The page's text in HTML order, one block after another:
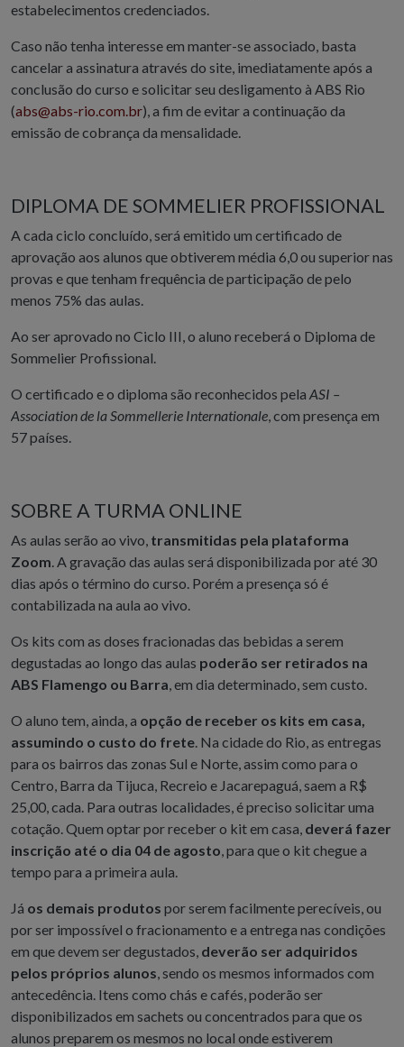
estabelecimentos credenciados.
Caso não tenha interesse em manter-se associado, basta
cancelar a assinatura através do site, imediatamente após a
conclusão do curso e solicitar seu desligamento à ABS Rio
(abs@abs-rio.com.br), a fim de evitar a continuação da
emissão de cobrança da mensalidade.
DIPLOMA DE SOMMELIER PROFISSIONAL
A cada ciclo concluído, será emitido um certificado de
aprovação aos alunos que obtiverem média 6,0 ou superior nas
provas e que tenham frequência de participação de pelo
menos 75% das aulas.
Ao ser aprovado no Ciclo III, o aluno receberá o Diploma de
Sommelier Profissional.
O certificado e o diploma são reconhecidos pela ASI –
Association de la Sommellerie Internationale, com presença em
57 países.
SOBRE A TURMA ONLINE
As aulas serão ao vivo, transmitidas pela plataforma
Zoom. A gravação das aulas será disponibilizada por até 30
dias após o término do curso. Porém a presença só é
contabilizada na aula ao vivo.
Os kits com as doses fracionadas das bebidas a serem
degustadas ao longo das aulas poderão ser retirados na
ABS Flamengo ou Barra, em dia determinado, sem custo.
O aluno tem, ainda, a opção de receber os kits em casa,
assumindo o custo do frete. Na cidade do Rio, as entregas
para os bairros das zonas Sul e Norte, assim como para o
Centro, Barra da Tijuca, Recreio e Jacarepaguá, saem a R$
25,00, cada. Para outras localidades, é preciso solicitar uma
cotação.Quem optar por receber o kit em casa, deverá fazer
inscrição até o dia 04 de agosto, para que o kit chegue a
tempo para a primeira aula.
Já os demais produtos por serem facilmente perecíveis, ou
por ser impossível o fracionamento e a entrega nas condições
em que devem ser degustados, deverão ser adquiridos
pelos próprios alunos, sendo os mesmos informados com
antecedência. Itens como chás e cafés, poderão ser
disponibilizados em sachets ou concentrados para que os
alunos preparem os mesmos no local onde estiverem